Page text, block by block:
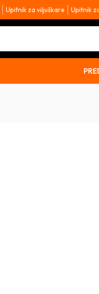
Upitnik za viljuškare Upitnik